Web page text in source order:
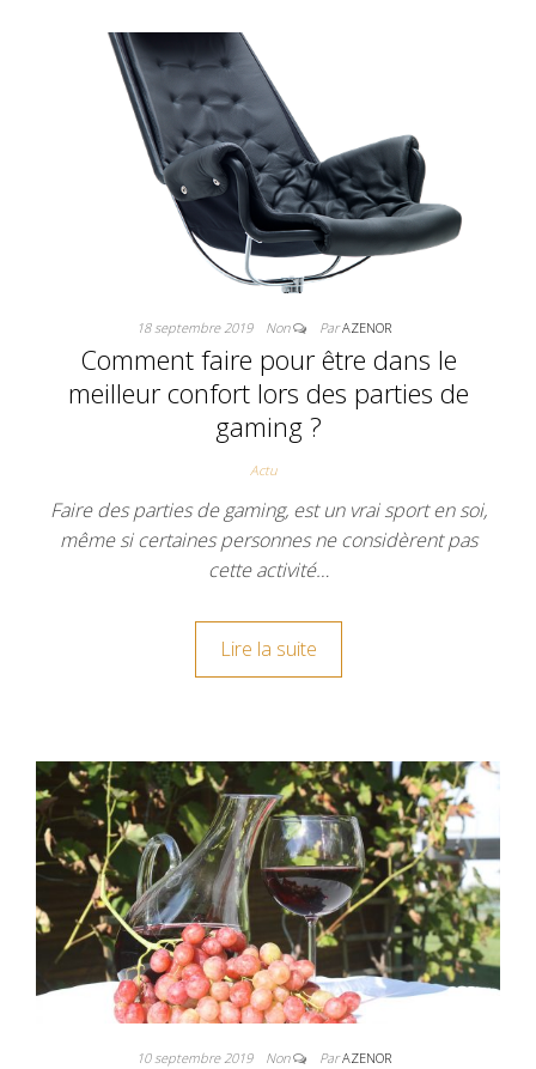
18 septembre 2019 Non ParAZENOR
Comment faire pour être dans le
meilleur confort lors des parties de
gaming ?
Actu
Faire des parties de gaming, est un vrai sport en soi,
même si certaines personnes ne considèrent pas
cette activité…
Lire la suite
10 septembre 2019 Non ParAZENOR